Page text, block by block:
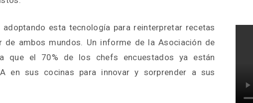
esta tecnología para reinterpretar recetas
de ambos mundos. Un informe de la Asociación de
que el 70% de los chefs encuestados ya están
en sus cocinas para innovar y sorprender a sus